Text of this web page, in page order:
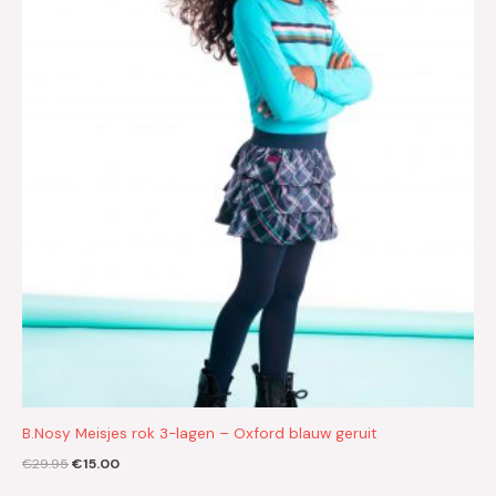
B.Nosy Meisjes rok 3-lagen – Oxford blauw geruit
€29.95€15.00
€15.00.